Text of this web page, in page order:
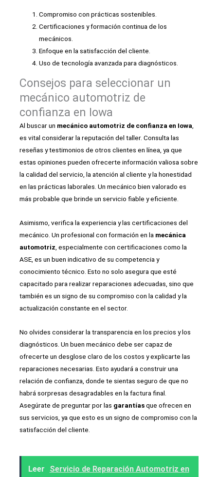
Compromiso con prácticas sostenibles.
Certificaciones y formación continua de los
mecánicos.
Enfoque en la satisfacción del cliente.
Uso de tecnología avanzada para diagnósticos.
Consejos para seleccionar un
mecánico automotriz de
confianza en Iowa
Al buscar un mecánico automotriz de confianza en Iowa,
es vital considerar la reputación del taller. Consulta las
reseñas y testimonios de otros clientes en línea, ya que
estas opiniones pueden ofrecerte información valiosa sobre
la calidad del servicio, la atención al cliente y la honestidad
en las prácticas laborales. Un mecánico bien valorado es
más probable que brinde un servicio fiable y eficiente.
Asimismo, verifica la experiencia y las certificaciones del
mecánico. Un profesional con formación en la mecánica
automotriz, especialmente con certificaciones como la
ASE, es un buen indicativo de su competencia y
conocimiento técnico. Esto no solo asegura que esté
capacitado para realizar reparaciones adecuadas, sino que
también es un signo de su compromiso con la calidad y la
actualización constante en el sector.
No olvides considerar la transparencia en los precios y los
diagnósticos. Un buen mecánico debe ser capaz de
ofrecerte un desglose claro de los costos y explicarte las
reparaciones necesarias. Esto ayudará a construir una
relación de confianza, donde te sientas seguro de que no
habrá sorpresas desagradables en la factura final.
Asegúrate de preguntar por las garantíasque ofrecen en
sus servicios, ya que esto es un signo de compromiso con la
satisfacción del cliente.
Leer
Servicio de Reparación Automotriz en